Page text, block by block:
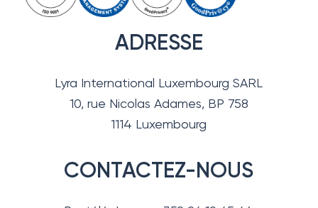
ADRESSE
Lyra International Luxembourg SARL
10, rue Nicolas Adames, BP 758
1114 Luxembourg
CONTACTEZ-NOUS